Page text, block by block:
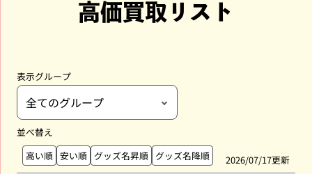
高価買取リスト
表示グループ
並べ替え
高い順 安い順 グッズ名昇順 グッズ名降順 2026/07/17更新